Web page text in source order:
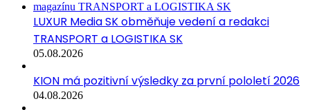
LUXUR Media SK obměňuje vedení a redakci
TRANSPORT a LOGISTIKA SK
05.08.2026
KION má pozitivní výsledky za první pololetí 2026
04.08.2026